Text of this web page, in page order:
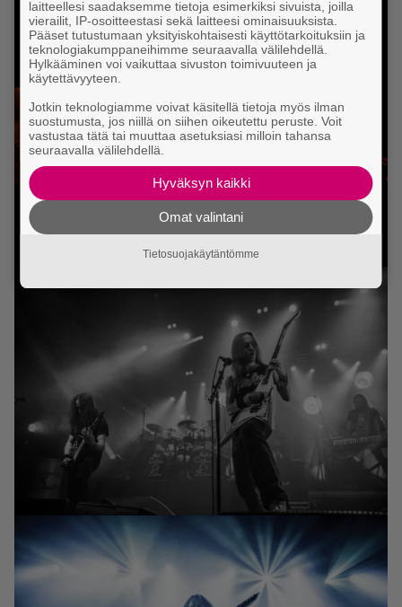
laitteellesi saadaksemme tietoja esimerkiksi sivuista, joilla
vierailit, IP-osoitteestasi sekä laitteesi ominaisuuksista.
Pääset tutustumaan yksityiskohtaisesti käyttötarkoituksiin ja
teknologiakumppaneihimme seuraavalla välilehdellä.
Hylkääminen voi vaikuttaa sivuston toimivuuteen ja
käytettävyyteen.
Jotkin teknologiamme voivat käsitellä tietoja myös ilman
suostumusta, jos niillä on siihen oikeutettu peruste. Voit
vastustaa tätä tai muuttaa asetuksiasi milloin tahansa
seuraavalla välilehdellä.
Hyväksyn kaikki
Omat valintani
Tietosuojakäytäntömme